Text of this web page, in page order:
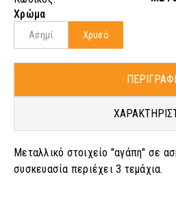
Χρώμα
Ασημί Χρυσό
Μεταλλικό στοιχείο "αγάπη" σε
συσκευασία περιέχει 3 τεμάχια.